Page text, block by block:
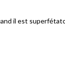
il est